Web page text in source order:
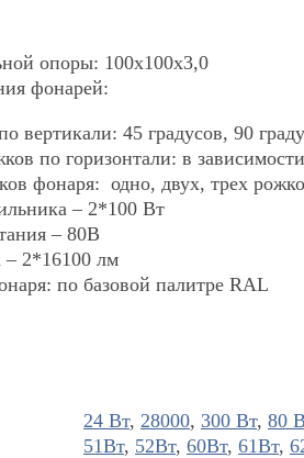
опоры: 100х100х3,0
фонарей:
вертикали: 45 градусов, 90
по горизонтали: в
фонаря: одно, двух, трех
– 2*100 Вт
– 80В
– 2*16100 лм
по базовой палитре RAL
24 Вт, 28000, 300 Вт, 80
51Вт, 52Вт, 60Вт, 61Вт,